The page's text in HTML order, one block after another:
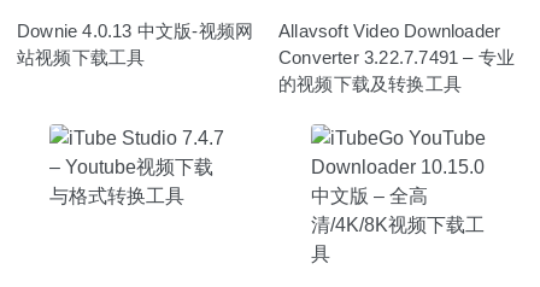
Downie 4.0.13 中文版-视频网
站视频下载工具
Allavsoft Video Downloader
Converter 3.22.7.7491 – 专业
的视频下载及转换工具